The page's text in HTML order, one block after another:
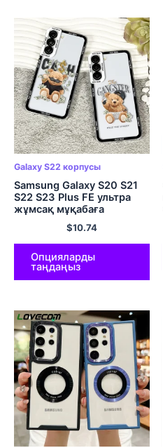
Galaxy S22 корпусы
Samsung Galaxy S20 S21
S22 S23 Plus FE ультра
жұмсақ мұқабаға
арналған Rich Bear
$10.74
Опцияларды
таңдаңыз